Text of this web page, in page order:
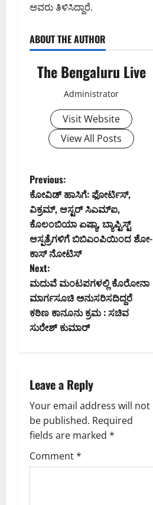
ಅವರು ತಿಳಿಸಿದ್ದಾರೆ.
ABOUT THE AUTHOR
The Bengaluru Live
Administrator
Visit Website
View All Posts
P
o
s
t
n
a
v
g
a
t
i
Previous:
ಕೋವಿಡ್ ಹಾಸಿಗೆ: ಫೋರ್ಟಿಸ್,
ವಿಕ್ರಮ್, ಆಸ್ಟರ್ ಸಿಎಮ್ಐ,
ಕೊಲಂಬಿಯಾ ಏಷ್ಯಾ, ಬ್ಯಾಪ್ಟಿಸ್ಟ್
ಆಸ್ಪತ್ರೆಗಳಿಗೆ ಬಿಬಿಎಂಪಿಯಿಂದ ಶೋ-
ಕಾಸ್ ನೋಟಿಸ್
Next:
ಮದುವೆ ಮಂಟಪಗಳಲ್ಲಿ ಕೊರೋನಾ
ಮಾರ್ಗಸೂಚಿ ಅನುಸರಿಸದಿದ್ದರೆ
ಕಠಿಣ ಕಾನೂನು ಕ್ರಮ : ಸಚಿವ
ಸುರೇಶ್ ಕುಮಾರ್
Leave a Reply
Your email address will not
be published. Required
fields are marked *
Comment*